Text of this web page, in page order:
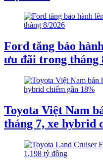
Ford tăng bảo
ưu đãi trong tháng
Toyota Việt Nam
tháng 7, xe hybrid